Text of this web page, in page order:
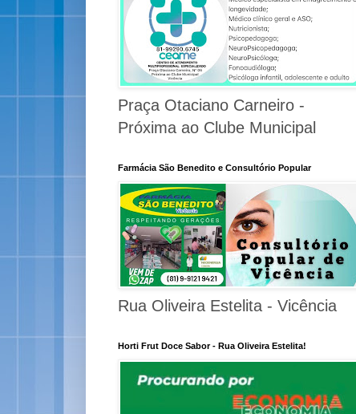
Praça Otaciano Carneiro -
Próxima ao Clube Municipal
Farmácia São Benedito e Consultório Popular
Rua Oliveira Estelita - Vicência
Horti Frut Doce Sabor - Rua Oliveira Estelita!